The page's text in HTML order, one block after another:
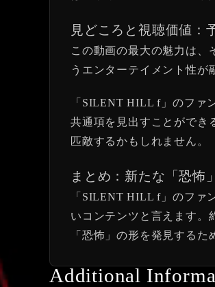
見どころと視聴価値：
この動画の最大の魅力は、
うエンターテイメント性
「SILENT HILL f」のファ
共通項を見出すことができ
匹敵するかもしれません。
まとめ：新たな「恐怖
「SILENT HILL f」のファ
いコンテンツと言えます。
「恐怖」の形を発見する
Additional